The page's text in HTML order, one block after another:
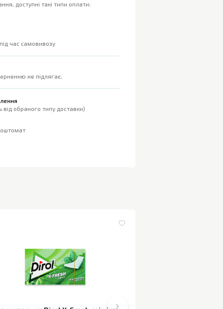
доступні такі типи оплати:
час самовивозу
не підлягає.
обраного типу доставки)